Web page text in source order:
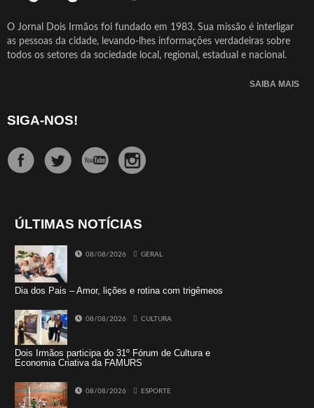
O Jornal Dois Irmãos foi fundado em 1983. Sua missão é interligar
as pessoas da cidade, levando-lhes informações verdadeiras sobre
todos os setores da sociedade local, regional, estadual e nacional.
SAIBA MAIS
SIGA-NOS!
ÚLTIMAS NOTÍCIAS
08/08/2026 GERAL
Dia dos Pais – Amor, lições e rotina com trigêmeos
08/08/2026 CULTURA
Dois Irmãos participa do 31º Fórum de Cultura e
Economia Criativa da FAMURS
08/08/2026 ESPORTE